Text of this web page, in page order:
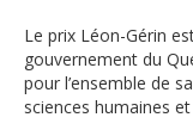
Le prix Léon-Gérin
gouvernement du
pour l’ensemble de
sciences humaines